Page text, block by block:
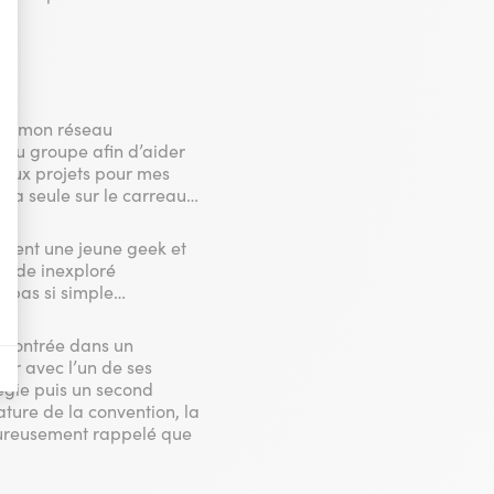
a des conversions.
a des conversions.
a des conversions.
mon réseau
groupe afin d’aider
projets pour mes
la seule sur le carreau…
une jeune geek et
inexploré
pas si simple…
dans un
avec l’un de ses
puis un second
de la convention, la
rappelé que